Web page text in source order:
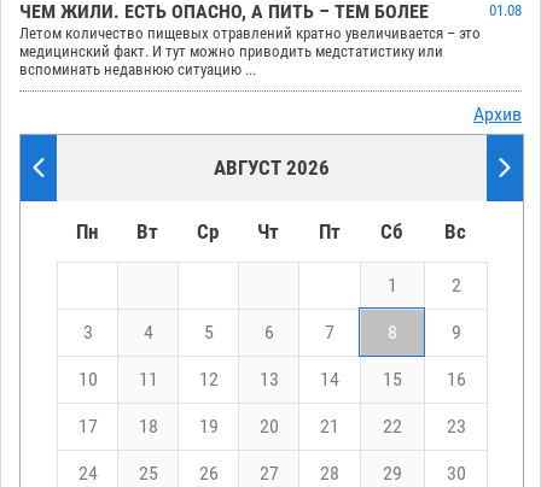
ЧЕМ ЖИЛИ. ЕСТЬ ОПАСНО, А ПИТЬ – ТЕМ БОЛЕЕ
01.08
Летом количество пищевых отравлений кратно увеличивается – это
медицинский факт. И тут можно приводить медстатистику или
вспоминать недавнюю ситуацию ...
Архив
АВГУСТ 2026
Пн Вт Ср Чт Пт Сб Вс
1 2
3 4 5 6 7 8 9
10 11 12 13 14 15 16
17 18 19 20 21 22 23
24 25 26 27 28 29 30